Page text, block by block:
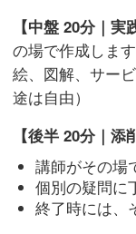
【中盤 20分｜実
の場で作成しま
絵、図解、サー
途は自由）
【後半 20分｜添
講師がその場
個別の疑問に
終了時には、